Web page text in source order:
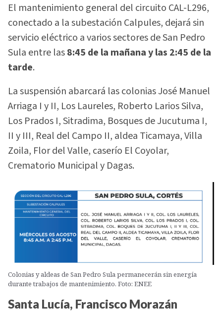
El mantenimiento general del circuito CAL-L296,
conectado a la subestación Calpules, dejará sin
servicio eléctrico a varios sectores de San Pedro
Sula entre las8:45 de la mañana y las 2:45 de la
tarde.
La suspensión abarcará las colonias José Manuel
Arriaga I y II, Los Laureles, Roberto Larios Silva,
Los Prados I, Sitradima, Bosques de Jucutuma I,
II y III, Real del Campo II, aldea Ticamaya, Villa
Zoila, Flor del Valle, caserío El Coyolar,
Crematorio Municipal y Dagas.
Colonias y aldeas de San Pedro Sula permanecerán sin energía
durante trabajos de mantenimiento. Foto: ENEE
Santa Lucía, Francisco Morazán